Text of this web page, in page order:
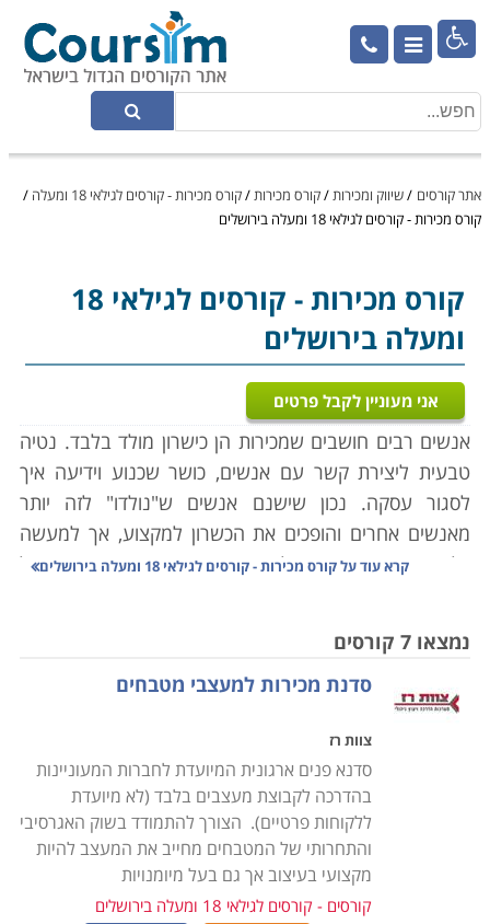

אתר קורסים /שיווק ומכירות/קורס מכירות/קורס מכירות - קורסים לגילאי 18 ומעלה
/
קורס מכירות - קורסים לגילאי 18 ומעלה בירושלים
קורס מכירות
- קורסים לגילאי 18
ומעלה בירושלים
אני מעוניין לקבל פרטים
אנשים רבים חושבים שמכירות הן כישרון מולד בלבד. נטיה
טבעית ליצירת קשר עם אנשים, כושר שכנוע וידיעה איך
לסגור עסקה. נכון שישנם אנשים ש"נולדו" לזה יותר
מאנשים אחרים והופכים את הכשרון למקצוע, אך למעשה
כל אחד מאיתנו צריך להיות איש מכירות מדי פעם. בכל
להפוך לקוח פוטנציאלי לקיים, איך לשמר את הלקוח שיפנה
אליכם גם בפעם הבאה ואיך לטפל בפניות של לקוחות
שלכם. תחום זה הוא קריטי ומרכזי, לב ליבו של כל ארגון
עסקי, והוא מהווה מפתח מרכזי להצלחתו של הארגון.
הלימודים מתאימים לאנשי מכירות פעילים בחברות, בעלי
עסקים, וגם לכל אחד שרוצה לחזק ולהעשיר את עצמו
תכני הלימודים משתנים במידה מסויימת בין מוסד אחד
לאחר. באופן כללי התוכן כולל מודל המכירה החדש, טיפול
קרא עוד עלקורס מכירות - קורסים לגילאי 18 ומעלה בירושלים
נמצאו 7 קורסים
סדנת מכירות למעצבי מטבחים
צוות רז
סדנא פנים ארגונית המיועדת לחברות המעוניינות
בהדרכה לקבוצת מעצבים בלבד (לא מיועדת
ללקוחות פרטיים). הצורך להתמודד בשוק האגרסיבי
והתחרותי של המטבחים מחייב את המעצב להיות
מקצועי בעיצוב אך גם בעל מיומנויות
קורסים - קורסים לגילאי 18 ומעלה בירושלים